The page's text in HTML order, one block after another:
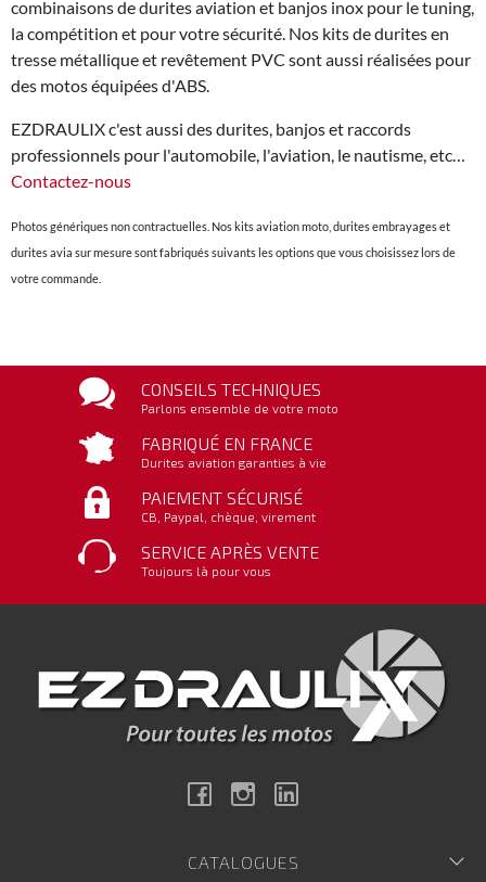
combinaisons de durites aviation et banjos inox pour le tuning,
la compétition et pour votre sécurité. Nos kits de durites en
tresse métallique et revêtement PVC sont aussi réalisées pour
des motos équipées d'ABS.
EZDRAULIX c'est aussi des durites, banjos et raccords
professionnels pour l'automobile, l'aviation, le nautisme, etc…
Contactez-nous
Photos génériques non contractuelles. Nos kits aviation moto, durites embrayages et
durites avia sur mesure sont fabriqués suivants les options que vous choisissez lors de
votre commande.
CONSEILS TECHNIQUES
Parlons ensemble de votre moto
FABRIQUÉ EN FRANCE
Durites aviation garanties à vie
PAIEMENT SÉCURISÉ
CB, Paypal, chèque, virement
SERVICE APRÈS VENTE
Toujours là pour vous
FacebookInstagram
CATALOGUES